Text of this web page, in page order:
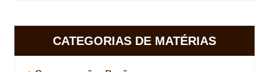
CATEGORIAS DE MATÉRIAS